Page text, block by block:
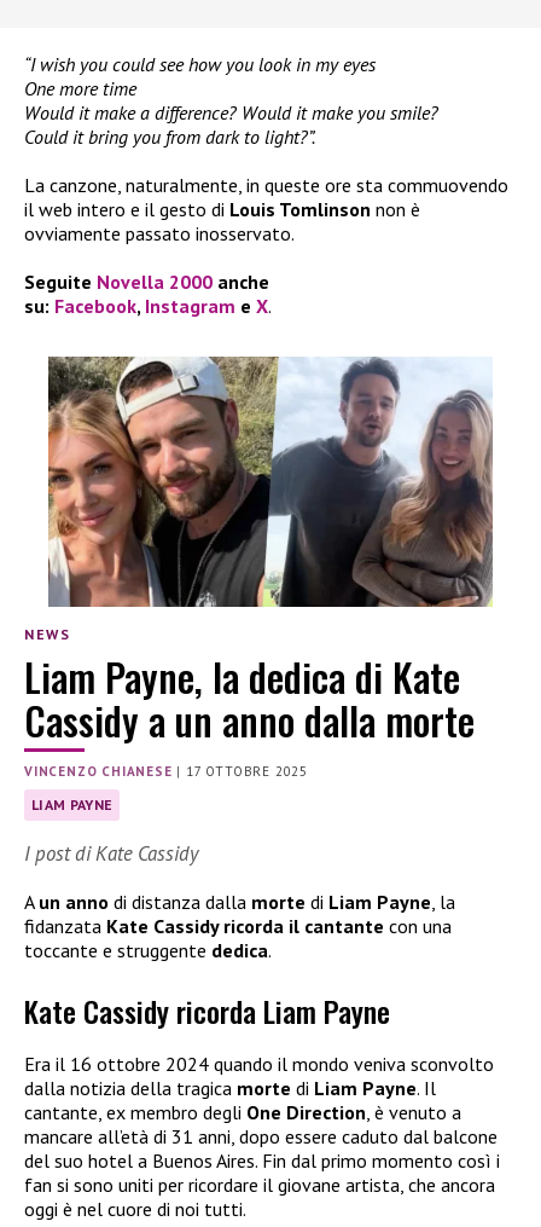
“I wish you could see how you look in my eyes
One more time
Would it make a difference? Would it make you smile?
Could it bring you from dark to light?”.
La canzone, naturalmente, in queste ore sta commuovendo
il web intero e il gesto di Louis Tomlinson non è
ovviamente passato inosservato.
Seguite Novella 2000 anche
su: Facebook, Instagram e X.
NEWS
Liam Payne, la dedica di Kate
Cassidy a un anno dalla morte
VINCENZO CHIANESE | 17 OTTOBRE 2025
LIAM PAYNE
I post di Kate Cassidy
A un anno di distanza dalla morte di Liam Payne , la
fidanzata Kate Cassidy ricorda il cantante con una
toccante e struggente dedica.
Kate Cassidy ricorda Liam Payne
Era il 16 ottobre 2024 quando il mondo veniva sconvolto
dalla notizia della tragica morte di Liam Payne. Il
cantante, ex membro degli One Direction, è venuto a
mancare all’età di 31 anni, dopo essere caduto dal balcone
del suo hotel a Buenos Aires. Fin dal primo momento così i
fan si sono uniti per ricordare il giovane artista, che ancora
oggi è nel cuore di noi tutti.